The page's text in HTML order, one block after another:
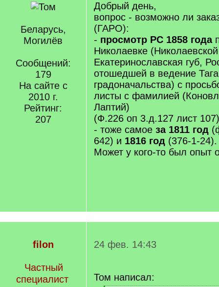
Беларусь,
Могилёв
Сообщений:
179
На сайте с
2010 г.
Рейтинг:
207
Добрый день,
вопрос - возможно ли
(ГАРО):
- просмотр РС 1858 года
Николаевке
Екатеринославская губ,
отошедшей в ведение
градоначальства) с
листы с фамилией
Лаптий)
(Ф.226 оп 3.д.127 лист 107)
- тоже самое за 1811 год
642) и 1816 год (376-1-24).
Может у кого-то был опыт
filon
Частный
специалист
24 фев. 14:43
Том написал: